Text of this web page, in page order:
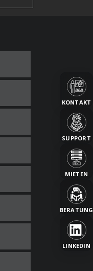
KONTAKT
SUPPORT
MIETEN
BERATUNG
LINKEDIN